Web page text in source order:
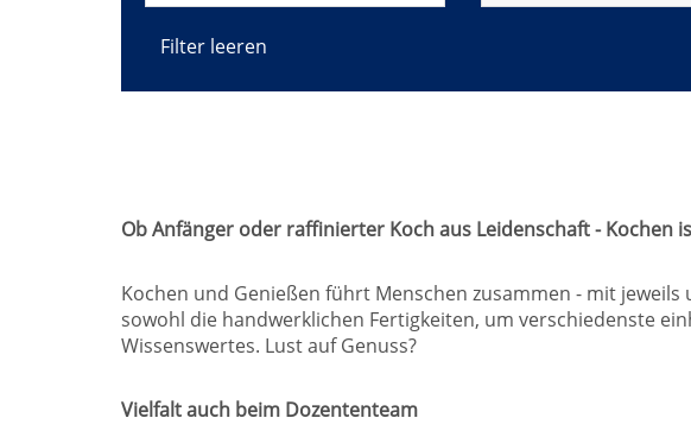
Filter leeren
Ob Anfänger oder raffinierter Koch aus Leidenschaft - Kochen
Kochen und Genießen führt Menschen zusammen - mit
sowohl die handwerklichen Fertigkeiten, um verschiedenste
Wissenswertes. Lust auf Genuss?
Vielfalt auch beim Dozententeam